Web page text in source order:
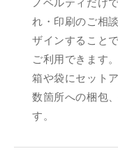
ノベルティだけ
れ・印刷のご相
ザインすること
ご利用できます
箱や袋にセット
数箇所への梱包
す。